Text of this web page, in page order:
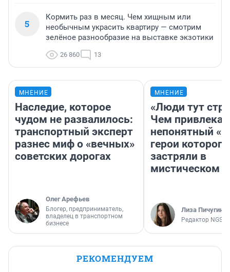
5
Кормить раз в месяц. Чем хищным или
необычным украсить квартиру — смотрим
зелёное разнообразие на выставке экзотики
26 860 13
МНЕНИЕ
Наследие, которое
чудом не развалилось:
транспортный эксперт
разнес миф о «вечных»
советских дорогах
Олег Арефьев
Блогер, предприниматель,
владелец в транспортном
бизнесе
МНЕНИЕ
«Люди тут
Чем
непонятный
герои которого
застряли в
мистическом
Лиза Пичугина
Редактор
РЕКОМЕНДУЕМ